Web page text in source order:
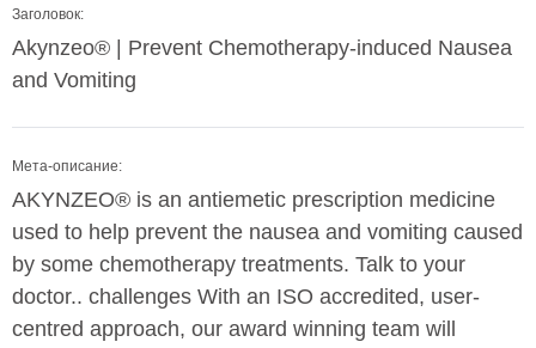
Заголовок:
Akynzeo® | Prevent Chemotherapy-induced Nausea
and Vomiting
Мета-описание:
AKYNZEO® is an antiemetic prescription medicine
used to help prevent the nausea and vomiting caused
by some chemotherapy treatments. Talk to your
doctor.. challenges With an ISO accredited, user-
centred approach, our award winning team will